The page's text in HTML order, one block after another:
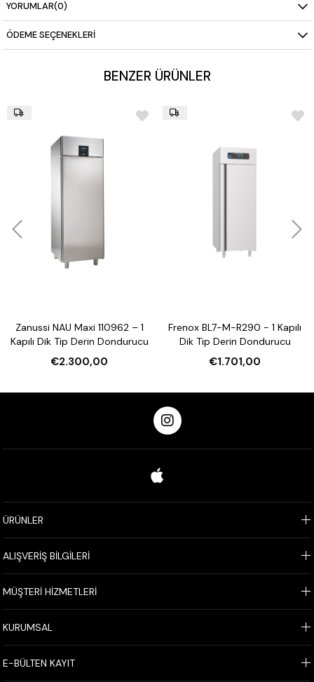
Raf Sistemi: GN 2/1 uyumlu
YORUMLAR(0)
ÖDEME SEÇENEKLERI
BENZER ÜRÜNLER
Zanussi NAU Maxi 110962 – 1
Kapılı Dik Tip Derin Dondurucu
€2.300,00
Frenox BL7-M-R290 - 1 Kapılı
Dik Tip Derin Dondurucu
€1.701,00
ÜRÜNLER
ALIŞVERİŞ BİLGİLERİ
MÜŞTERİ HİZMETLERİ
KURUMSAL
E-BÜLTEN KAYIT